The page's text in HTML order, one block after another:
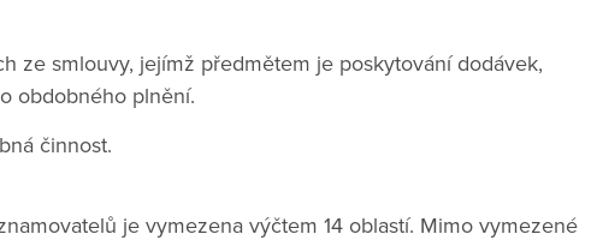
ze smlouvy, jejímž předmětem je poskytování dodávek,
obdobného plnění.
činnost.
je vymezena výčtem 14 oblastí. Mimo vymezené